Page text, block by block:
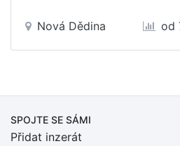
Nová Dědina od
SPOJTE SE SÁMI
Přidat inzerát